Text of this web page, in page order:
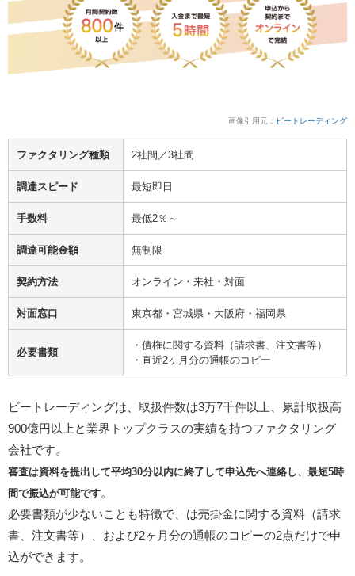
画像引用元： ビートレーディング
ファクタリング種類 2社間／3社間
調達スピード 最短即日
手数料 最低2％～
調達可能金額 無制限
契約方法 オンライン・来社・対面
対面窓口 東京都・宮城県・大阪府・福岡県
必要書類
・債権に関する資料（請求書、注文書等）
・直近2ヶ月分の通帳のコピー
ビートレーディングは、取扱件数は3万7千件以上、累計取扱高
900億円以上と業界トップクラスの実績を持つファクタリング
会社です。
審査は資料を提出して平均30分以内に終了して申込先へ連絡し、最短5時
間で振込が可能です。
必要書類が少ないことも特徴で、は売掛金に関する資料（請求
書、注文書等）、および2ヶ月分の通帳のコピーの2点だけで申
込ができます。